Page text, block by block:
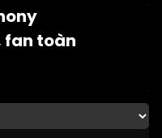
fan toàn